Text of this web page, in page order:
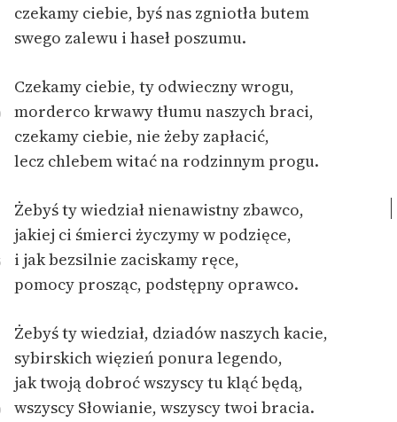
Feministyczne inspiracje.
Popularyzacja
feministycznej
Kolekcje edukacyjne
do domeny publicznej,
lektur szkolnych oraz
Starego Testamentu
Odkurzamy bohaterów
Lektur
O nas
Kontakt
czekamy ciebie, byś nas zgniotła butem
swego zalewu i haseł poszumu.
Czekamy ciebie, ty odwieczny wrogu,
morderco krwawy tłumu naszych braci,
czekamy ciebie, nie żeby zapłacić,
lecz chlebem witać na rodzinnym progu.
Żebyś ty wiedział nienawistny zbawco,
jakiej ci śmierci życzymy w podzięce,
i jak bezsilnie zaciskamy ręce,
pomocy prosząc, podstępny oprawco.
Żebyś ty wiedział, dziadów naszych kacie,
sybirskich więzień ponura legendo,
jak twoją dobroć wszyscy tu kląć będą,
wszyscy Słowianie, wszyscy twoi bracia.